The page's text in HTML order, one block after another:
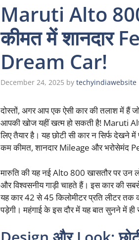
Maruti Alto
कीमत में शानदार
Dream Car!
December 24, 2025 by techyindiawebsite
दोस्तों, अगर आप एक ऐसी कार की तलाश में हैं
आपकी खोज यहीं खत्म हो सकती है! Maruti
लिए तैयार है। यह छोटी सी कार न सिर्फ देखने
कम कीमत, शानदार Mileage और भरोसेमंद
मारुति की यह नई Alto 800 खासतौर पर उन
और विश्वसनीय गाड़ी चाहते हैं। इस कार की
यह कार 42 से 45 किलोमीटर प्रति लीटर तक
पड़ेगी। महंगाई के इस दौर में यह बात सुनने में ही